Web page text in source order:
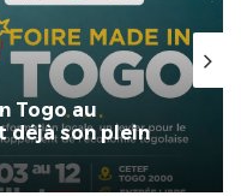
Togo au
déjà son plein